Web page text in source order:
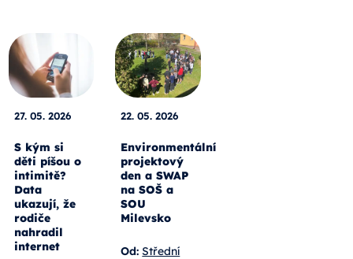
27. 05. 2026
S kým si
děti píšou o
intimitě?
Data
ukazují, že
rodiče
nahradil
internet
22. 05. 2026
Environmentální
projektový
den a SWAP
na SOŠ a
SOU
Milevsko
Od: Střední